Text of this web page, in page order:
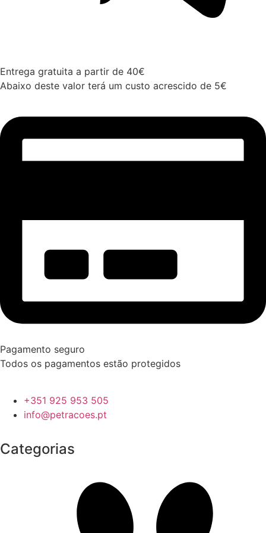
Entrega gratuita a partir de 40€
Abaixo deste valor terá um custo acrescido de 5€
Pagamento seguro
Todos os pagamentos estão protegidos
+351 925 953 505
info@petracoes.pt
Categorias